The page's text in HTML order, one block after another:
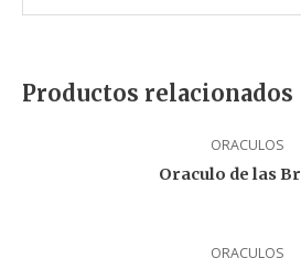
Productos relacionados
ORACULOS
Oraculo de las
ORACULOS